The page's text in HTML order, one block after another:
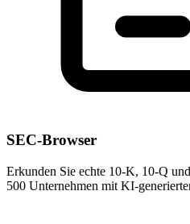
SEC-Browser
Erkunden Sie echte 10-K, 10-Q
500 Unternehmen mit KI-